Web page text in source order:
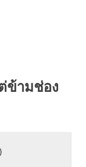
ข้ามช่อง